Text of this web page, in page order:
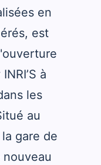
en
est
à
les
au
gare de